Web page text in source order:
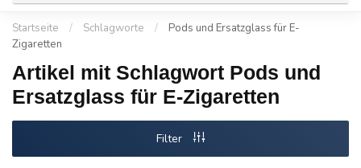
Startseite / Schlagworte /
Pods und Ersatzglass für E-
Zigaretten
Artikel mit Schlagwort Pods und
Ersatzglass für E-Zigaretten
Filter